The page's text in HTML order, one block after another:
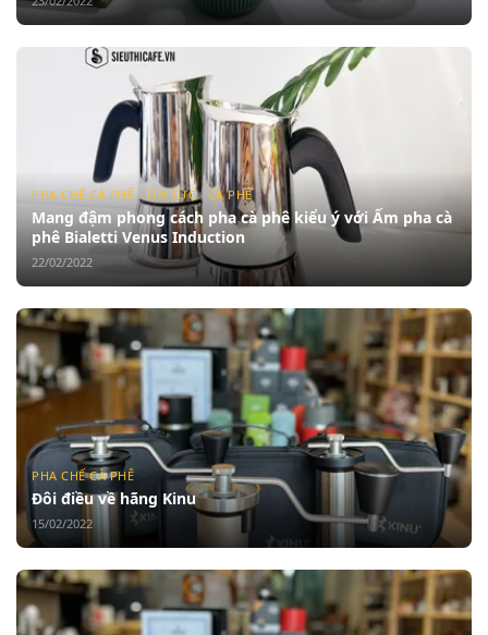
PHA CHẾ CÀ PHÊ · TIN TỨC · CÀ PHÊ
Mang đậm phong cách pha cà phê kiểu ý với Ấm pha cà
phê Bialetti Venus Induction
22/02/2022
PHA CHẾ CÀ PHÊ
Đôi điều về hãng Kinu
15/02/2022